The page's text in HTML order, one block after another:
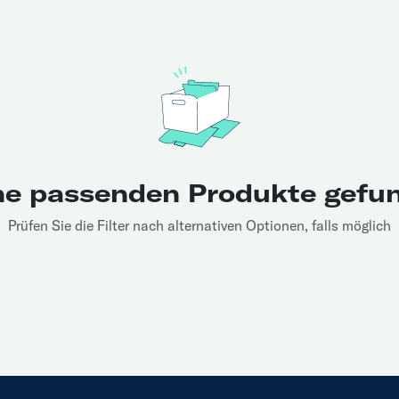
passenden Produkte
Prüfen Sie die Filter nach alternativen Optionen, falls möglich